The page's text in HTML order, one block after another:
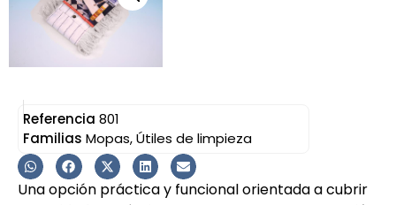
Referencia 801
Familias Mopas,Útiles de limpieza
Una opción práctica y funcional orientada a cubrir